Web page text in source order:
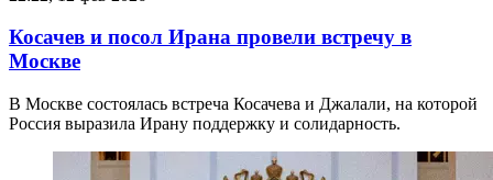
Косачев и посол Ирана провели встречу в
Москве
В Москве состоялась встреча Косачева и Джалали, на которой
Россия выразила Ирану поддержку и солидарность.